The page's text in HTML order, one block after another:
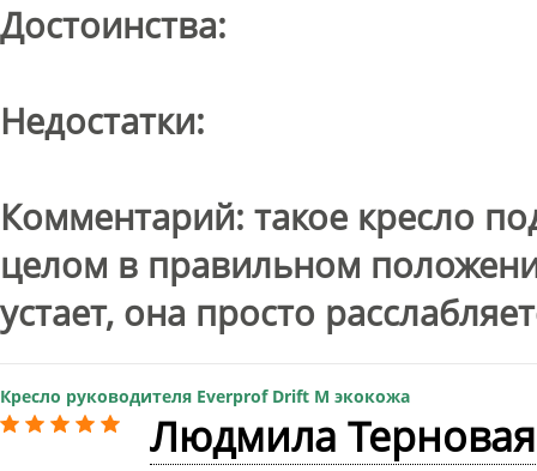
Достоинства:
Недостатки:
Комментарий: такое кресло
целом в правильном
устает, она просто
Кресло руководителя Everprof Drift M экокожа
Людмила Терновая